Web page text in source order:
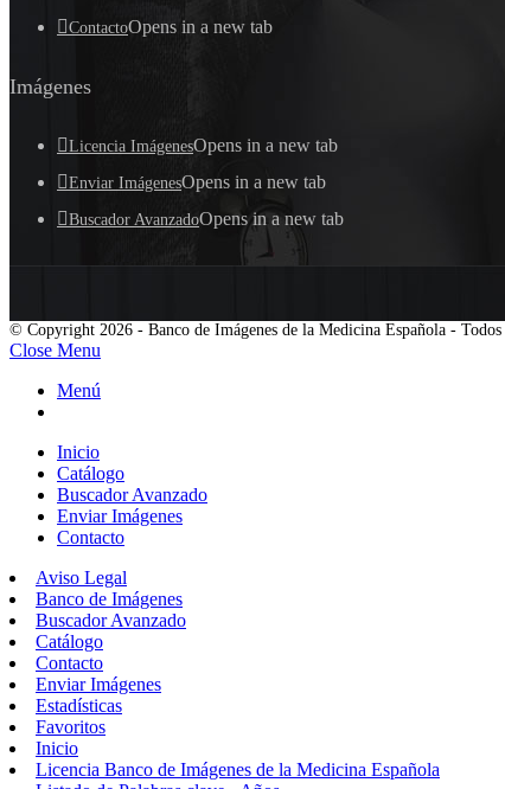
ContactoOpens in a new tab
Imágenes
Licencia ImágenesOpens in a new tab
Enviar ImágenesOpens in a new tab
Buscador AvanzadoOpens in a new tab
© Copyright 2026 - Banco de Imágenes de la Medicina Española - Todos
Close Menu
Menú
Inicio
Catálogo
Buscador Avanzado
Enviar Imágenes
Contacto
Aviso Legal
Banco de Imágenes
Buscador Avanzado
Catálogo
Contacto
Enviar Imágenes
Estadísticas
Favoritos
Inicio
Licencia Banco de Imágenes de la Medicina Española